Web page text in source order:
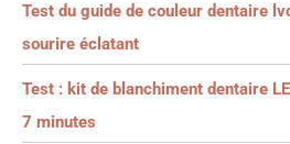
Test du guide de couleur dentaire
sourire éclatant
Test : kit de blanchiment dentaire
7 minutes